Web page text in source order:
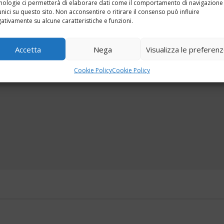
ci permetterà di elaborare dati come il comportamento di
su questo sito. Non acconsentire o ritirare il consenso può influire
su alcune caratteristiche e funzioni.
Accetta Nega Visualizza le
Cookie PolicyCookie Policy
Fai clic per accettare i cookie marketing e
abilitare questo contenuto